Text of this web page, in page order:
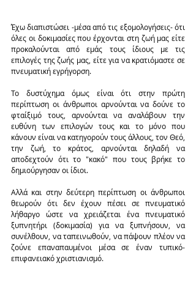
Έχω διαπιστώσει -μέσα από τις εξομολογήσεις- ότι
όλες οι δοκιμασίες που έρχονται στη ζωή μας είτε
προκαλούνται από εμάς τους ίδιους με τις
επιλογές της ζωής μας, είτε για να κρατιόμαστε σε
πνευματική εγρήγορση.
Το δυστύχημα όμως είναι ότι στην πρώτη
περίπτωση οι άνθρωποι αρνούνται να δούνε το
φταίξιμό τους, αρνούνται να αναλάβουν την
ευθύνη των επιλογών τους και το μόνο που
κάνουν είναι να κατηγορούν τους άλλους, τον Θεό,
την ζωή, το κράτος, αρνούνται δηλαδή να
αποδεχτούν ότι το "κακό" που τους βρήκε το
δημιούργησαν οι ίδιοι.
Αλλά και στην δεύτερη περίπτωση οι άνθρωποι
θεωρούν ότι δεν έχουν πέσει σε πνευματικό
λήθαργο ώστε να χρειάζεται ένα πνευματικό
ξυπνητήρι (δοκιμασία) για να ξυπνήσουν, να
συνέλθουν, να ταπεινωθούν, να πάψουν πλέον να
ζούνε επαναπαυμένοι μέσα σε έναν τυπικό-
επιφανειακό χριστιανισμό.